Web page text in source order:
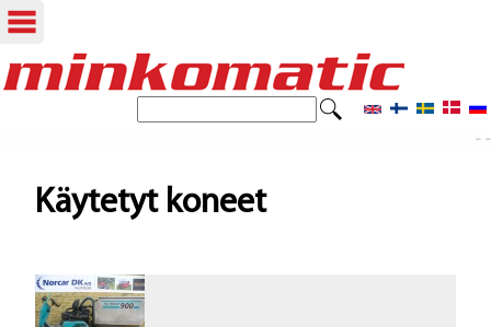
Hyppää
H
k
l
o
- -
Käytetyt koneet